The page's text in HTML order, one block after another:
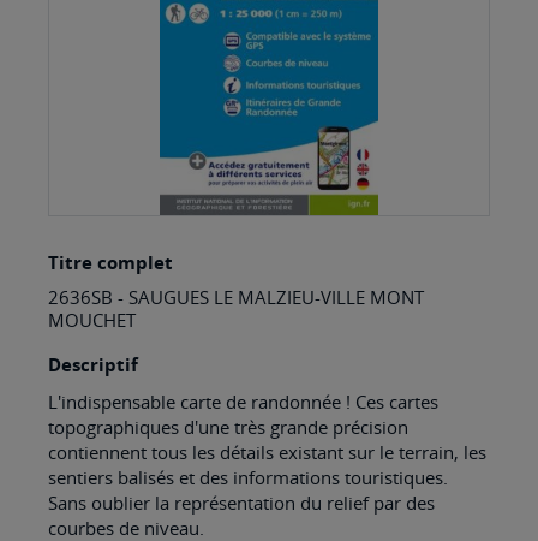
to
the
of
the
images
gallery
Titre complet
2636SB - SAUGUES LE MALZIEU-VILLE MONT
MOUCHET
Descriptif
L'indispensable carte de randonnée ! Ces cartes
topographiques d'une très grande précision
contiennent tous les détails existant sur le terrain, les
sentiers balisés et des informations touristiques.
Sans oublier la représentation du relief par des
courbes de niveau.